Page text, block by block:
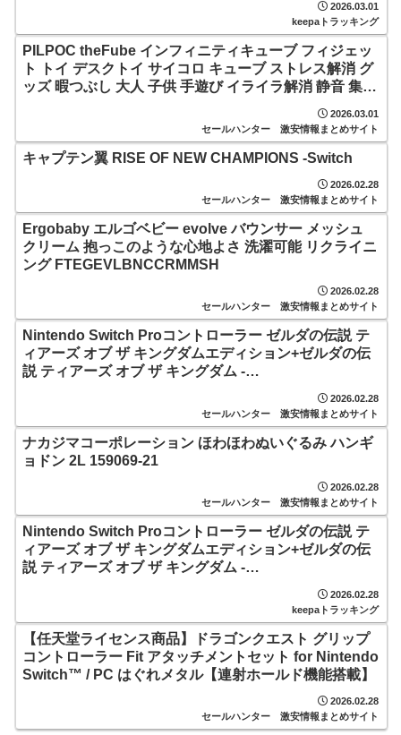
2026.03.01
keepaトラッキング
PILPOC theFube インフィニティキューブ フィジェッ
ト トイ デスクトイ サイコロ キューブ ストレス解消 グ
ッズ 暇つぶし 大人 子供 手遊び イライラ解消 静音 集中
保護ケース付き （グリーン）
2026.03.01
セールハンター 激安情報まとめサイト
キャプテン翼 RISE OF NEW CHAMPIONS -Switch
2026.02.28
セールハンター 激安情報まとめサイト
Ergobaby エルゴベビー evolve バウンサー メッシュ
クリーム 抱っこのような心地よさ 洗濯可能 リクライニ
ング FTEGEVLBNCCRMMSH
2026.02.28
セールハンター 激安情報まとめサイト
Nintendo Switch Proコントローラー ゼルダの伝説 テ
ィアーズ オブ ザ キングダムエディション+ゼルダの伝
説 ティアーズ オブ ザ キングダム -
2026.02.28
セールハンター 激安情報まとめサイト
ナカジマコーポレーション ほわほわぬいぐるみ ハンギ
ョドン 2L 159069-21
2026.02.28
セールハンター 激安情報まとめサイト
Nintendo Switch Proコントローラー ゼルダの伝説 テ
ィアーズ オブ ザ キングダムエディション+ゼルダの伝
説 ティアーズ オブ ザ キングダム -
2026.02.28
keepaトラッキング
【任天堂ライセンス商品】ドラゴンクエスト グリップ
コントローラー Fit アタッチメントセット for Nintendo
Switch™ / PC はぐれメタル【連射ホールド機能搭載】
2026.02.28
セールハンター 激安情報まとめサイト